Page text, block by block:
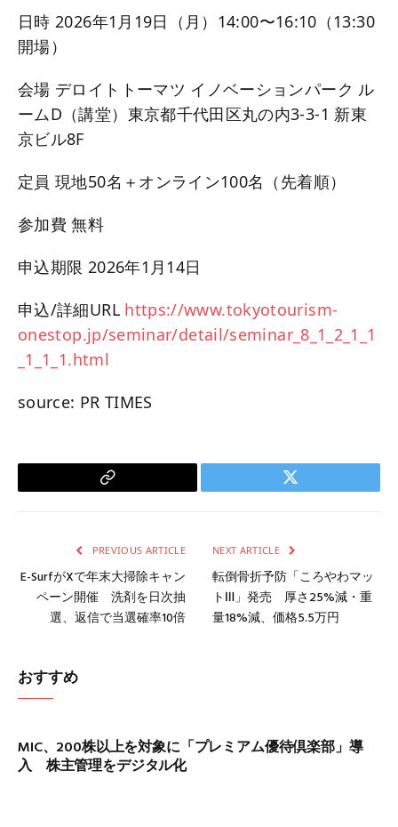
日時 2026年1月19日（月）14:00〜16:10（13:30
開場）
会場 デロイトトーマツ イノベーションパーク ル
ームD（講堂）東京都千代田区丸の内3-3-1 新東
京ビル8F
定員 現地50名＋オンライン100名（先着順）
参加費 無料
申込期限 2026年1月14日
申込/詳細URL https://www.tokyotourism-
onestop.jp/seminar/detail/seminar_8_1_2_1_1
_1_1_1.html
source: PR TIMES
Copy
Twitter
PREVIOUS ARTICLE
E-SurfがXで年末大掃除キャン
ペーン開催 洗剤を日次抽
選、返信で当選確率10倍
NEXT ARTICLE
転倒骨折予防「ころやわマッ
トⅢ」発売 厚さ25%減・重
量18%減、価格5.5万円
おすすめ
MIC、200株以上を対象に「プレミアム優待倶楽部」導
入 株主管理をデジタル化